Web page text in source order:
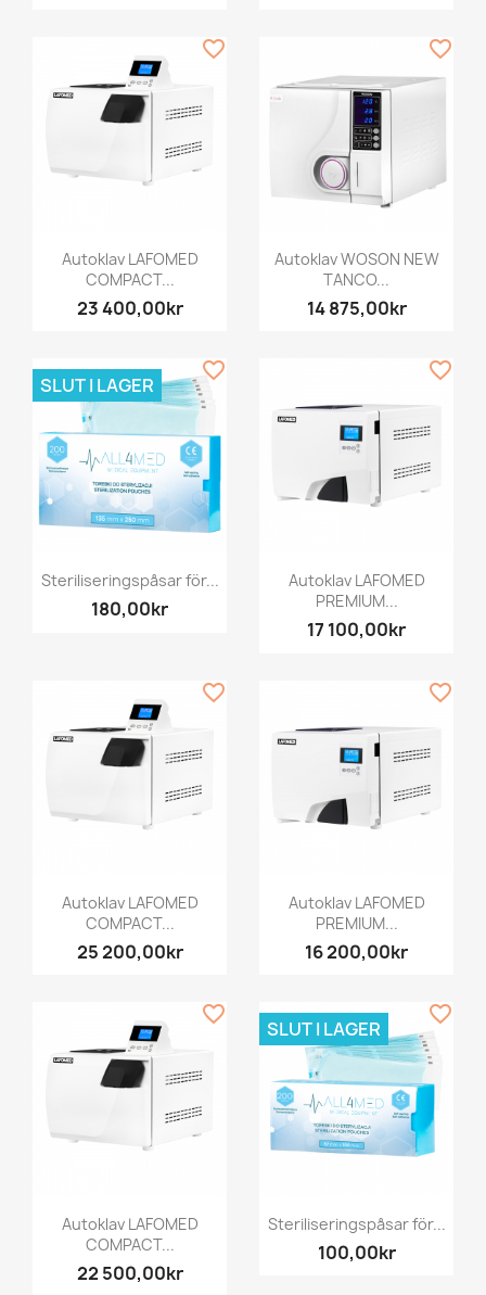
Autoklav LAFOMED
COMPACT...
23 400,00kr
favorite_border
Autoklav WOSON NEW
TANCO...
14 875,00kr
favorite_border
Steriliseringspåsar för...
180,00kr
SLUT I LAGER
favorite_border
Autoklav LAFOMED
PREMIUM...
17 100,00kr
favorite_border
Autoklav LAFOMED
COMPACT...
25 200,00kr
favorite_border
Autoklav LAFOMED
PREMIUM...
16 200,00kr
favorite_border
Autoklav LAFOMED
COMPACT...
22 500,00kr
favorite_border
Steriliseringspåsar för...
100,00kr
SLUT I LAGER
favorite_border